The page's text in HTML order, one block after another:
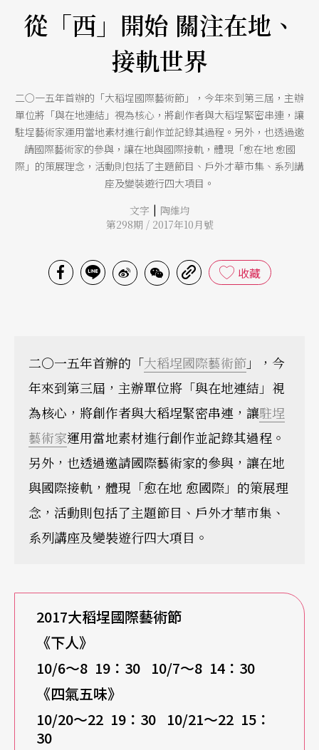
從「西」開始 關注在地、
接軌世界
二○一五年首辦的「大稻埕國際藝術節」，今年來到第三屆，主辦
單位將「與在地連結」視為核心，將創作者與大稻埕緊密串連，讓
駐埕藝術家運用當地素材進行創作並記錄其過程。另外，也透過邀
請國際藝術家的參與，讓在地與國際接軌，體現「愈在地 愈國
際」的策展理念，活動則包括了主題節目、戶外才華市集、系列講
座及變裝遊行四大項目。
文字 | 陶維均
第298期 / 2017年10月號
收藏
二○一五年首辦的「大稻埕國際藝術節」，今
年來到第三屆，主辦單位將「與在地連結」視
為核心，將創作者與大稻埕緊密串連，讓駐埕
藝術家運用當地素材進行創作並記錄其過程。
另外，也透過邀請國際藝術家的參與，讓在地
與國際接軌，體現「愈在地 愈國際」的策展理
念，活動則包括了主題節目、戶外才華市集、
系列講座及變裝遊行四大項目。
2017大稻埕國際藝術節
《下人》
10/6～8 19：30 10/7～8 14：30
《四氣五味》
10/20～22 19：30 10/21～22 15：
30